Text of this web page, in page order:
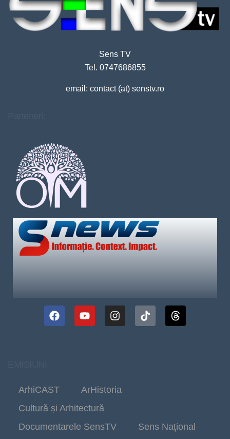
Sens TV
Tel. 0747686855
email: contact (at) senstv.ro
ArhiCAST
ArHistoria
Cultură și Arhitectură
Documentarele SensTV
Sens Național